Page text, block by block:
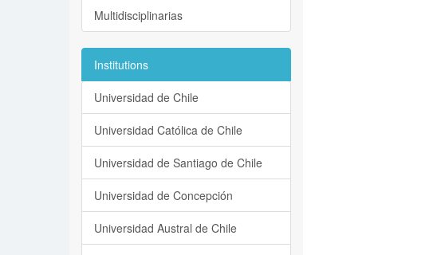
Multidisciplinarias
Institutions
Universidad de Chile
Universidad Católica de Chile
Universidad de Santiago de Chile
Universidad de Concepción
Universidad Austral de Chile